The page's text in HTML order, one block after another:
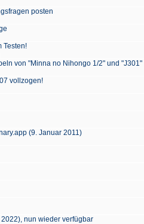
posten
Testen!
von "Minna no Nihongo 1/2" und "J301"
vollzogen!
(9. Januar 2011)
nun wieder verfügbar